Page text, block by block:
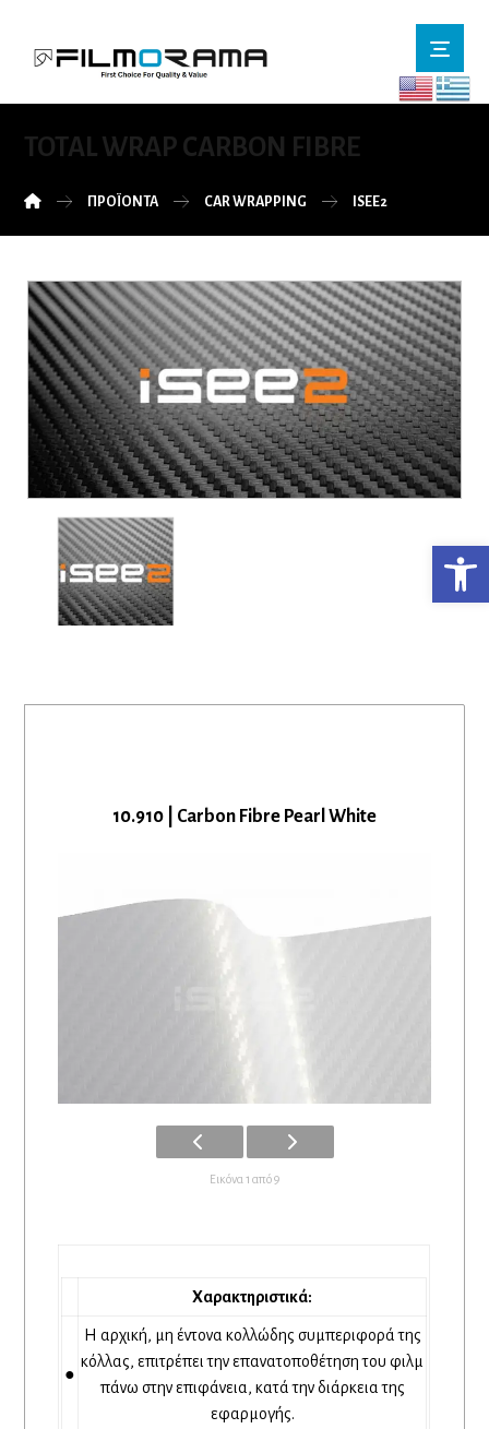
TOTAL WRAP CARBON FIBRE
ΠΡΟΪΌΝΤΑ CAR WRAPPING ISEE2
10.910 | Carbon Fibre Pearl White
Εικόνα 1 από 9
Χαρακτηριστικά:
●
Η αρχική, μη έντονα κολλώδης συμπεριφορά της
κόλλας, επιτρέπει την επανατοποθέτηση του φιλμ
πάνω στην επιφάνεια, κατά την διάρκεια της
εφαρμογής.